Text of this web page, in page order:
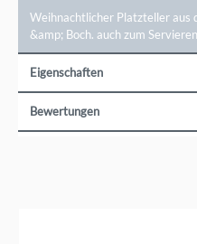
Weihnachtlicher Platzteller aus
&amp; Boch. auch zum
Eigenschaften
Bewertungen